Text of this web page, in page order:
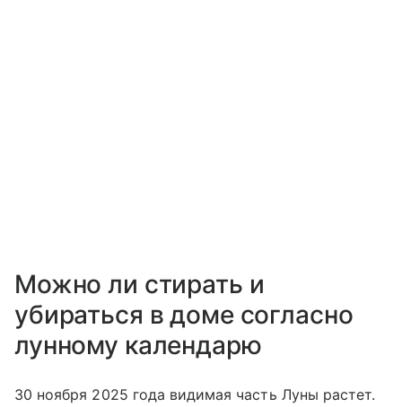
Можно ли стирать и
убираться в доме согласно
лунному календарю
30 ноября 2025 года видимая часть Луны растет.